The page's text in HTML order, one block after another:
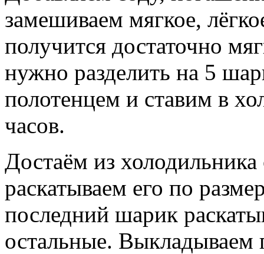
замешиваем мягкое,
получится достаточно
нужно разделить на 5
полотенцем и ставим в
часов.
Достаём из
раскатываем его по
последний шарик
остальные. Выкладываем